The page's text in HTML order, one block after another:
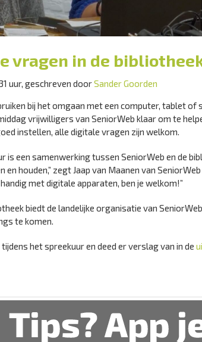
vragen in de
uur, geschreven doorSander Goorden
bij het omgaan met een computer, tablet
vrijwilligers van SeniorWeb klaar om te
instellen, alle digitale vragen zijn welkom.
is een samenwerking tussen SeniorWeb en de
en houden,” zegt Jaap van Maanen van
met digitale apparaten, ben je welkom!”
biedt de landelijke organisatie van
te komen.
het spreekuur en deed er verslag van in de